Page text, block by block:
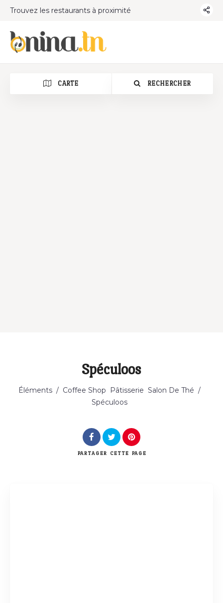
Trouvez les restaurants à proximité
CARTE RECHERCHER
Spéculoos
Éléments / Coffee Shop Pâtisserie Salon De Thé /
Spéculoos
PARTAGER CETTE PAGE